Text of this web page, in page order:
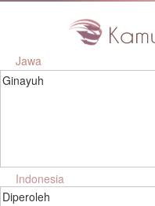
Jawa
Ginayuh
Indonesia
Diperoleh